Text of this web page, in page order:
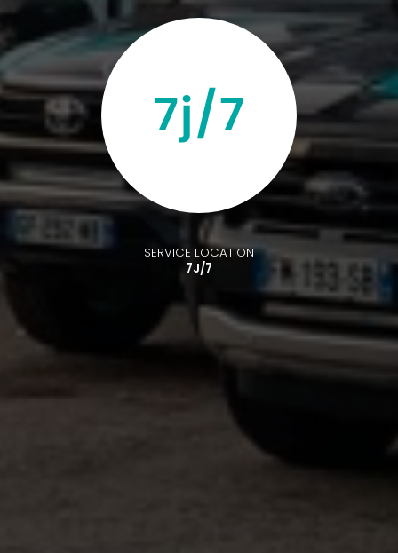
SERVICE LOCATION
7J/7